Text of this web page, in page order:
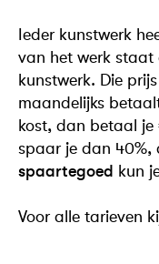
Ieder kunstwerk
van het werk staat
kunstwerk. Die
maandelijks
kost, dan betaal je
spaar je dan 40%,
spaartegoed kun
Voor alle tarieven